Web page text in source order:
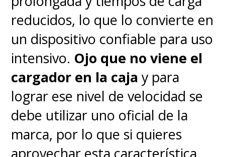
"Sonic 2 La Película"se estrena
reducidos, lo que lo convierte en
un dispositivo confiable para uso
intensivo. Ojo que no viene el
cargador en la caja y para
lograr ese nivel de velocidad se
debe utilizar uno oficial de la
marca, por lo que si quieres
aprovechar esta característica,